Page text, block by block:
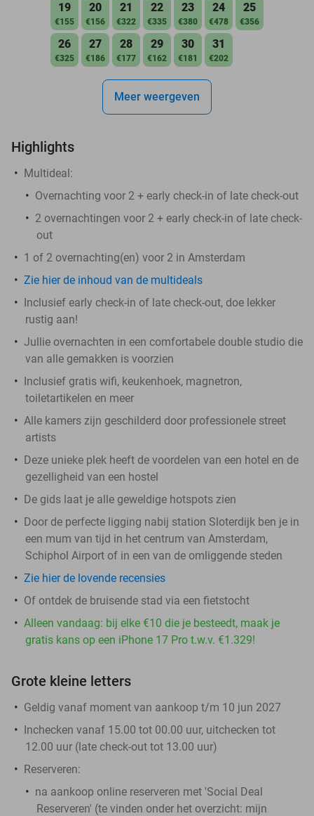
19
€155
20
€156
21
€322
22
€335
23
€380
24
€478
25
€356
26
€325
27
€186
28
€177
29
€162
30
€181
31
€202
Meer weergeven
Highlights
Multideal:
Overnachting voor 2 + early check-in of late check-out
2 overnachtingen voor 2 + early check-in of late check-
out
1 of 2 overnachting(en) voor 2 in Amsterdam
Zie hier de inhoud van de multideals
Inclusief early check-in of late check-out, doe lekker
rustig aan!
Jullie overnachten in een comfortabele double studio die
van alle gemakken is voorzien
Inclusief gratis wifi, keukenhoek, magnetron,
toiletartikelen en meer
Alle kamers zijn geschilderd door professionele street
artists
Deze unieke plek heeft de voordelen van een hotel en de
gezelligheid van een hostel
De gids laat je alle geweldige hotspots zien
Door de perfecte ligging nabij station Sloterdijk ben je in
een mum van tijd in het centrum van Amsterdam,
Schiphol Airport of in een van de omliggende steden
Zie hier de lovende recensies
Of ontdek de bruisende stad via een fietstocht
Alleen vandaag: bij elke €10 die je besteedt, maak je
gratis kans op een iPhone 17 Pro t.w.v. €1.329!
Grote kleine letters
Geldig vanaf moment van aankoop t/m 10 jun 2027
Inchecken vanaf 15.00 tot 00.00 uur, uitchecken tot
12.00 uur (late check-out tot 13.00 uur)
Reserveren:
na aankoop online reserveren met 'Social Deal
Reserveren' (te vinden onder het overzicht: mijn